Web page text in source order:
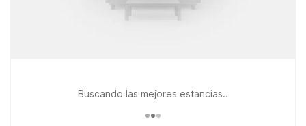
Buscando las mejores estancias..